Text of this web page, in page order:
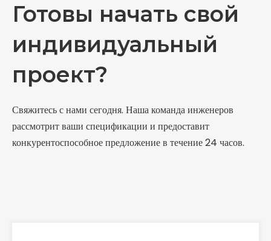
Готовы начать свой
индивидуальный
проект?
Свяжитесь с нами сегодня. Наша команда инженеров
рассмотрит ваши спецификации и предоставит
конкурентоспособное предложение в течение 24 часов.